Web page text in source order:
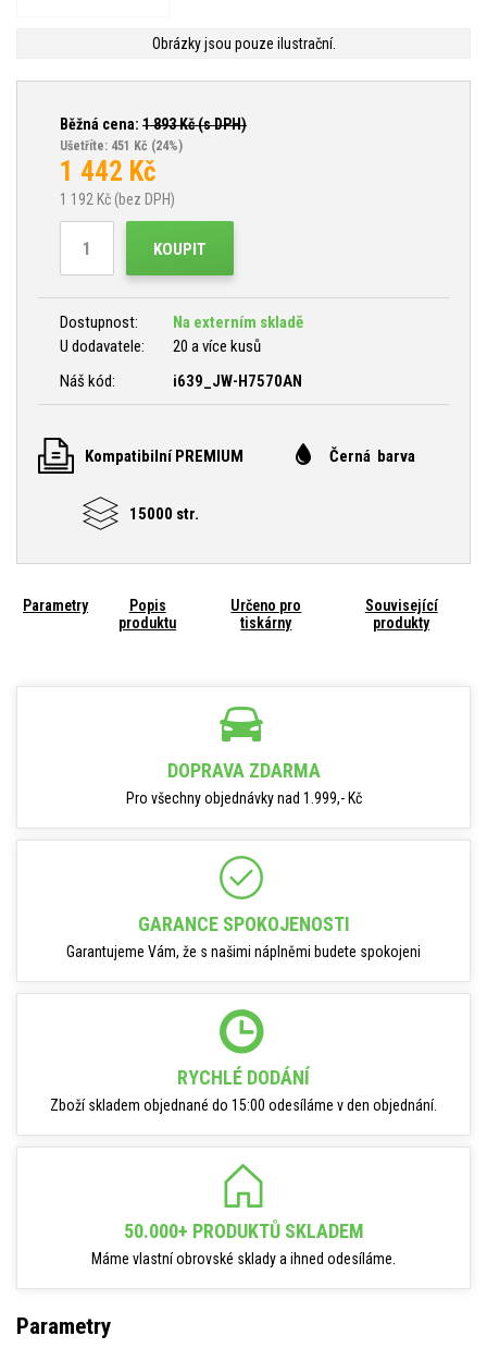
Obrázky jsou pouze ilustrační.
Běžná cena: 1 893Kč (s DPH)
Ušetříte: 451 Kč (24%)
1 442 Kč
1 192 Kč (bez DPH)
KOUPIT
Dostupnost:
Na externím skladě
U dodavatele:
20 a více kusů
Náš kód:
i639_JW-H7570AN
Kompatibilní PREMIUM Černá barva
15000 str.
Parametry
Popis
produktu
Určeno pro
tiskárny
Související
produkty
DOPRAVA ZDARMA
Pro všechny objednávky nad 1.999,- Kč
GARANCE SPOKOJENOSTI
Garantujeme Vám, že s našimi náplněmi budete spokojeni
RYCHLÉ DODÁNÍ
Zboží skladem objednané do 15:00 odesíláme v den objednání.
50.000+ PRODUKTŮ SKLADEM
Máme vlastní obrovské sklady a ihned odesíláme.
Parametry